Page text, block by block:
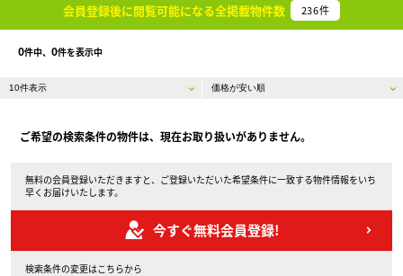
会員登録後に閲覧可能になる全掲載物件数 236件
0件中、 0件を表示中
ご希望の検索条件の物件は、現在お取り扱いがありません。
無料の会員登録いただきますと、ご登録いただいた希望条件に一致する物件情報をいち
早くお届けいたします。
今すぐ無料会員登録!
検索条件の変更はこちらから